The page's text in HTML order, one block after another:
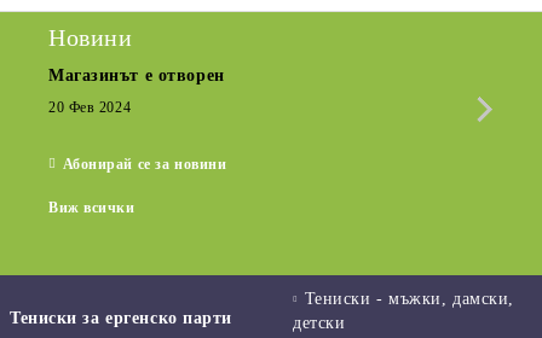
Новини
Магазинът е отворен
20 Фев 2024
Абонирай се за новини
Виж всички
Тениски за ергенско парти
Тениски - мъжки, дамски,
детски